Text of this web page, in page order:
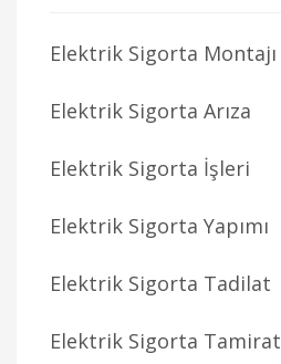
Elektrik Sigorta Montajı
Elektrik Sigorta Arıza
Elektrik Sigorta İşleri
Elektrik Sigorta Yapımı
Elektrik Sigorta Tadilat
Elektrik Sigorta Tamirat